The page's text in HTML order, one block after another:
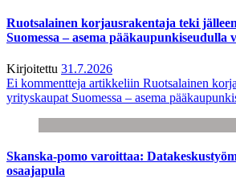
Ruotsalainen korjausrakentaja teki
Suomessa – asema pääkaupunkiseudulla
Kirjoitettu 31.7.2026
Ei kommentteja artikkeliin Ruotsalainen
yrityskaupat Suomessa – asema
Skanska-pomo varoittaa:
osaajapula